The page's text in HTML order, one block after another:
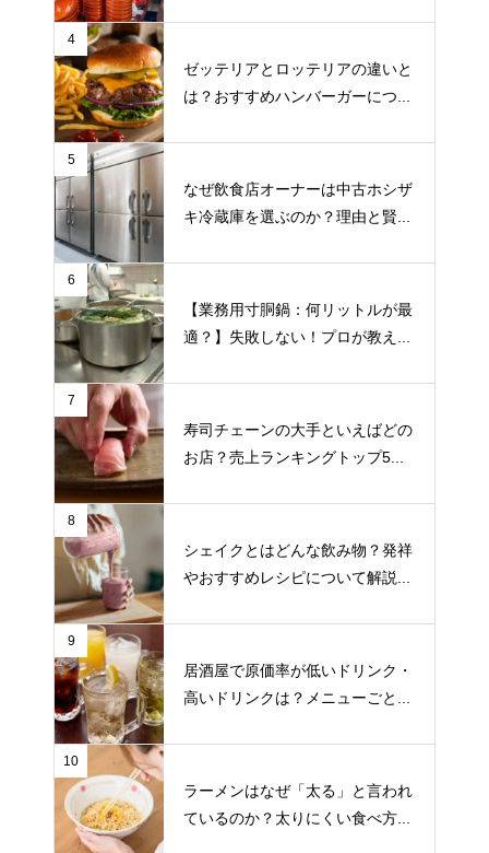
4
ゼッテリアとロッテリアの違いと
は？おすすめハンバーガーにつ...
5
なぜ飲食店オーナーは中古ホシザ
キ冷蔵庫を選ぶのか？理由と賢...
6
【業務用寸胴鍋：何リットルが最
適？】失敗しない！プロが教え...
7
寿司チェーンの大手といえばどの
お店？売上ランキングトップ5...
8
シェイクとはどんな飲み物？発祥
やおすすめレシピについて解説...
9
居酒屋で原価率が低いドリンク・
高いドリンクは？メニューごと...
10
ラーメンはなぜ「太る」と言われ
ているのか？太りにくい食べ方...